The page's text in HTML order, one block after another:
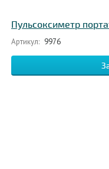
Пульсоксиметр
Артикул: 9976